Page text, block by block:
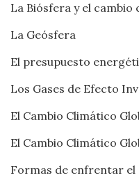
La Biósfera y el cambio
La Geósfera
El presupuesto
Los Gases de Efecto
El Cambio Climático
El Cambio Climático
Formas de enfrentar el